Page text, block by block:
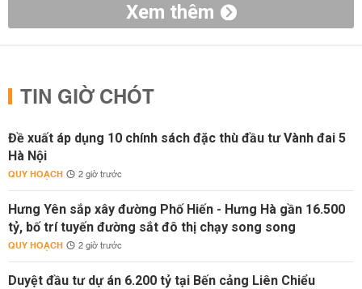
Xem thêm
TIN GIỜ CHÓT
Đề xuất áp dụng 10 chính sách đặc thù đầu tư Vành đai 5
Hà Nội
QUY HOẠCH 2 giờ trước
Hưng Yên sắp xây đường Phố Hiến - Hưng Hà gần 16.500
tỷ, bố trí tuyến đường sắt đô thị chạy song song
QUY HOẠCH 2 giờ trước
Duyệt đầu tư dự án 6.200 tỷ tại Bến cảng Liên Chiểu